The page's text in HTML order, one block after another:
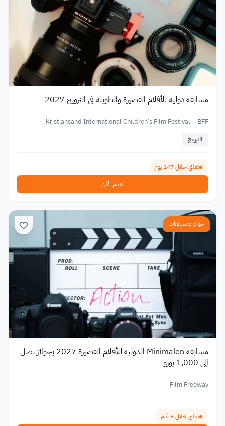
مسابقة دولية للأفلام القصيرة والطويلة في النرويج 2027
Kristiansand International Children’s Film Festival – BFF
النرويج
تغلق خلال 147 يوم
تقدم الآن
جوائز ومسابقات
مسابقة Minimalen الدولية للأفلام القصيرة 2027 بجوائز تصل
إلى 1,000 يورو
Film Freeway
تغلق خلال 8 أيام